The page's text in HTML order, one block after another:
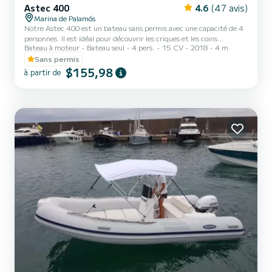
Astec 400 4.6 (47 avis)
Marina de Palamós
Notre Astec 400 est un bateau sans permis avec une capacité de 4
personnes. Il est idéal pour découvrir les criques et les coins
idylliques entre Palamós et Calella de Palafrugell. Le solarium avant
avec matelas est parfait pour profiter du soleil. Il dispose d'un
auvent, d'un escalier de baignade et d'un petit compartiment pour
ranger les affaires. Profitez d'une journée avec vos proches dans un
Bateau à moteur Bateau seul 4 pers. 15 CV 2018
4 m
Sans permis
à partir de $155,98